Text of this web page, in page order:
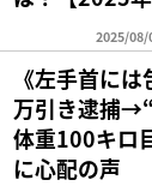
2025/08/
《左手首に
万引き逮捕
体重100キロ
に心配の声